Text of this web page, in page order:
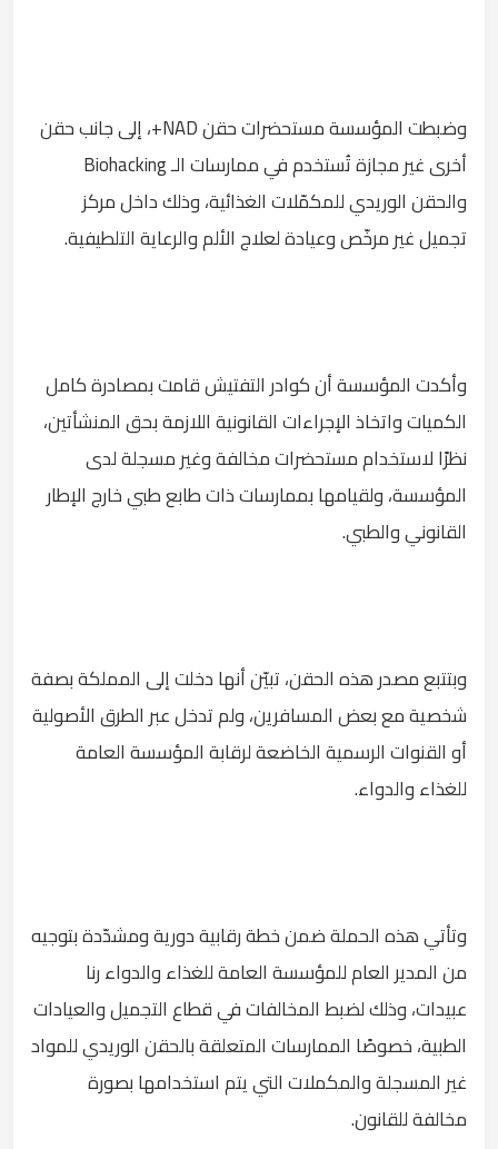
وضبطت المؤسسة مستحضرات حقن NAD+، إلى جانب حقن
أخرى غير مجازة تُستخدم في ممارسات الـ Biohacking
والحقن الوريدي للمكمّلات الغذائية، وذلك داخل مركز
تجميل غير مرخّص وعيادة لعلاج الألم والرعاية التلطيفية.
وأكدت المؤسسة أن كوادر التفتيش قامت بمصادرة كامل
الكميات واتخاذ الإجراءات القانونية اللازمة بحق المنشأتين،
نظرًا لاستخدام مستحضرات مخالفة وغير مسجلة لدى
المؤسسة، ولقيامها بممارسات ذات طابع طبي خارج الإطار
القانوني والطبي.
وبتتبع مصدر هذه الحقن، تبيّن أنها دخلت إلى المملكة بصفة
شخصية مع بعض المسافرين، ولم تدخل عبر الطرق الأصولية
أو القنوات الرسمية الخاضعة لرقابة المؤسسة العامة
للغذاء والدواء.
وتأتي هذه الحملة ضمن خطة رقابية دورية ومشدّدة بتوجيه
من المدير العام للمؤسسة العامة للغذاء والدواء رنا
عبيدات، وذلك لضبط المخالفات في قطاع التجميل والعيادات
الطبية، خصوصًا الممارسات المتعلقة بالحقن الوريدي للمواد
غير المسجلة والمكملات التي يتم استخدامها بصورة
مخالفة للقانون.